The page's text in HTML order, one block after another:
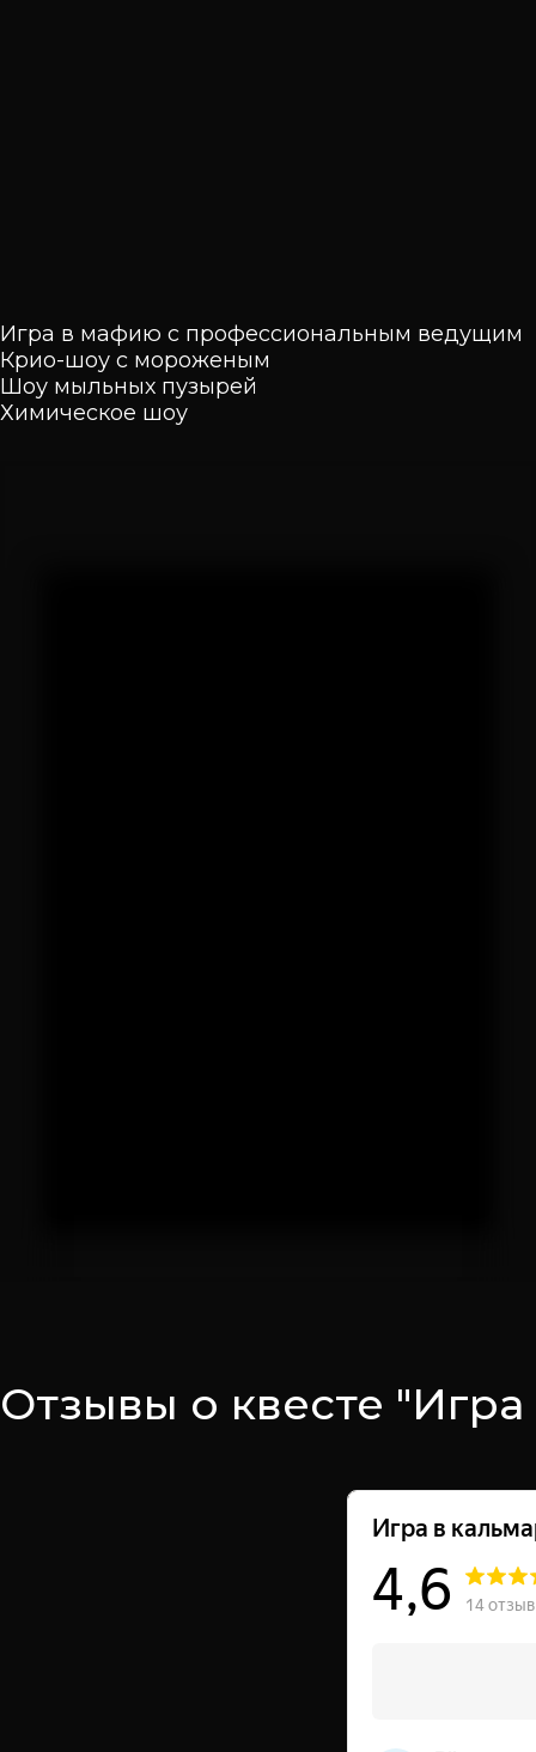
Игра в мафию с профессиональным ведущим
Крио-шоу с мороженым
Шоу мыльных пузырей
Химическое шоу
Отзывы о квесте "Игра